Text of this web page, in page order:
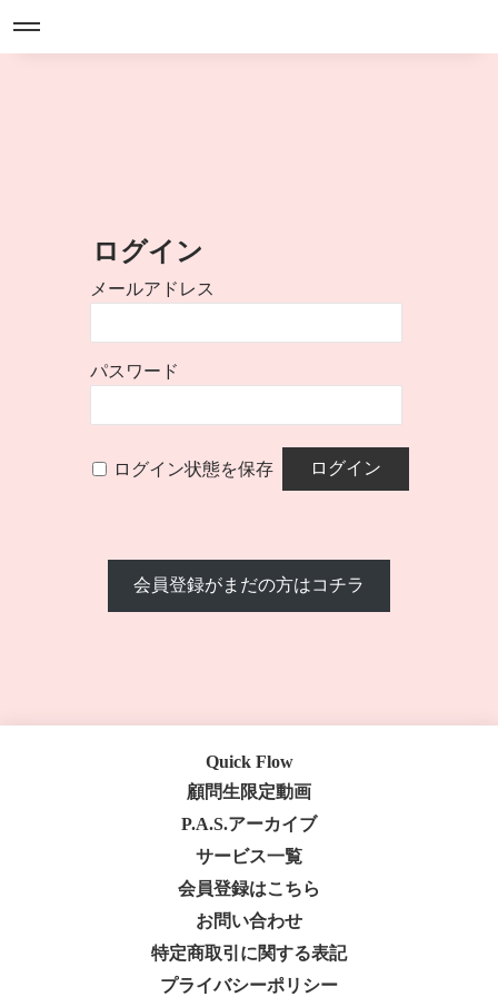
ログイン
メールアドレス
パスワード
ログイン状態を保存
会員登録がまだの方はコチラ
Quick Flow
顧問生限定動画
P.A.S.アーカイブ
サービス一覧
会員登録はこちら
お問い合わせ
特定商取引に関する表記
プライバシーポリシー